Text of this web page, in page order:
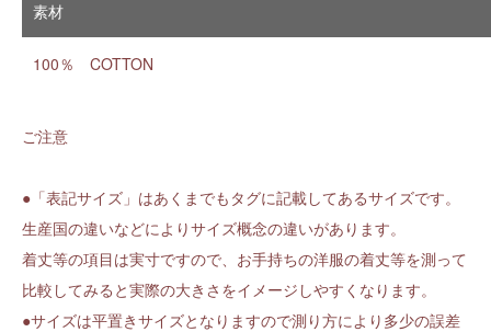
素材
100％ COTTON
ご注意
●「表記サイズ」はあくまでもタグに記載してあるサイズです。
生産国の違いなどによりサイズ概念の違いがあります。
着丈等の項目は実寸ですので、お手持ちの洋服の着丈等を測って
比較してみると実際の大きさをイメージしやすくなります。
●サイズは平置きサイズとなりますので測り方により多少の誤差